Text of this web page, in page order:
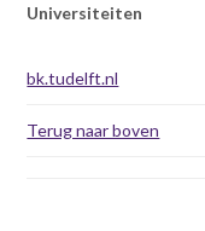
Universiteiten
bk.tudelft.nl
Terug naar boven